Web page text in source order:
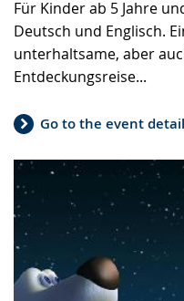
Für Kinder ab 5 Jahre
Deutsch und Englisch.
unterhaltsame, aber
Entdeckungsreise...
Go to the event